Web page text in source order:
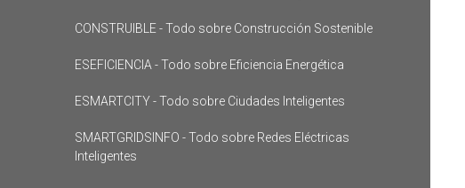
CONSTRUIBLE - Todo sobre Construcción Sostenible
ESEFICIENCIA - Todo sobre Eficiencia Energética
ESMARTCITY - Todo sobre Ciudades Inteligentes
SMARTGRIDSINFO - Todo sobre Redes Eléctricas
Inteligentes